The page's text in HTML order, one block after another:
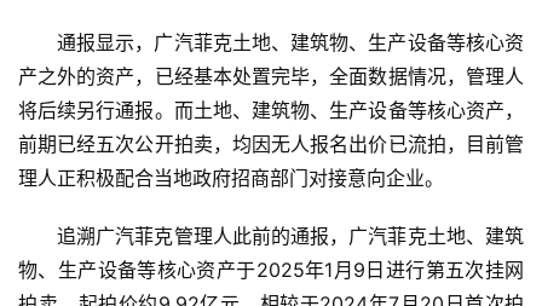
通报显示，广汽菲克土地、建筑物、生产设备等核心资
产之外的资产，已经基本处置完毕，全面数据情况，管理人
将后续另行通报。而土地、建筑物、生产设备等核心资产，
前期已经五次公开拍卖，均因无人报名出价已流拍，目前管
理人正积极配合当地政府招商部门对接意向企业。
追溯广汽菲克管理人此前的通报，广汽菲克土地、建筑
物、生产设备等核心资产于2025年1月9日进行第五次挂网